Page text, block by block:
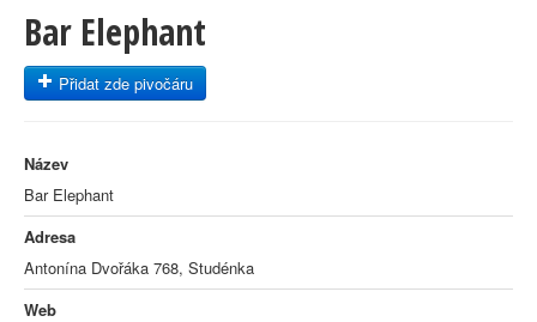
Bar Elephant
Přidat zde pivočáru
Název
Bar Elephant
Adresa
Antonína Dvořáka 768, Studénka
Web